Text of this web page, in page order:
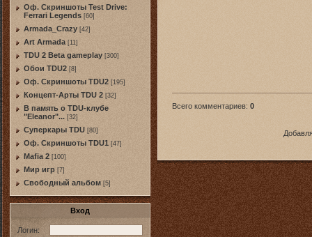
Оф. Скриншоты Test Drive:
Ferrari Legends [60]
Armada_Crazy [42]
Art Armada [11]
TDU 2 Beta gameplay [300]
Обои TDU2 [8]
Оф. Скриншоты TDU2 [195]
Концепт-Арты TDU 2 [32]
В память о TDU-клубе
"Eleanor"... [32]
Суперкары TDU [80]
Оф. Скриншоты TDU1 [47]
Mafia 2 [100]
Мир игр [7]
Свободный альбом [5]
Вход
Логин:
Всего комментариев: 0